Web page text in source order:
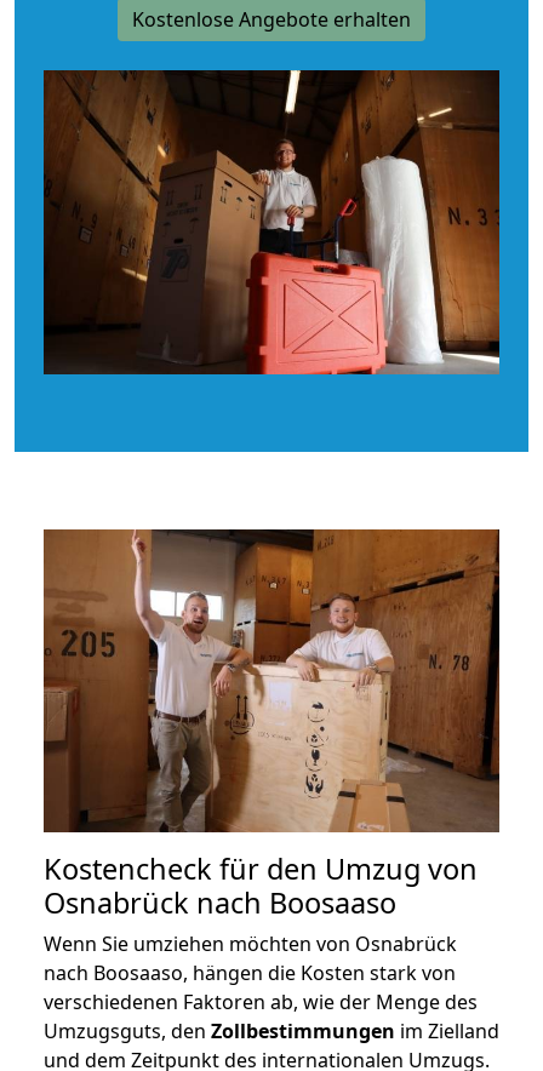
Kostenlose Angebote erhalten
Kostencheck für den Umzug von
Osnabrück nach Boosaaso
Wenn Sie umziehen möchten von Osnabrück
nach Boosaaso, hängen die Kosten stark von
verschiedenen Faktoren ab, wie der Menge des
Umzugsguts, den Zollbestimmungen im Zielland
und dem Zeitpunkt des internationalen Umzugs.